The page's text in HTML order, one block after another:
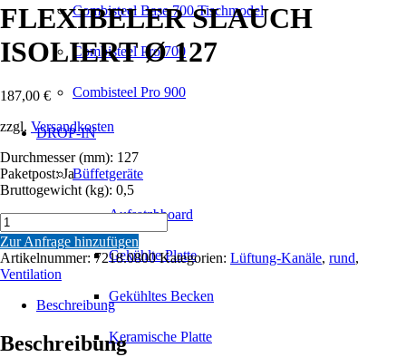
Combisteel Base 700 Tischmodel
Combisteel Pro 700
Combisteel Pro 900
DROP-IN
Büffetgeräte
Aufsatzbboard
Gekühlte Platte
Gekühltes Becken
Keramische Platte
FLEXIBELER SLAUCH
ISOLIERT Ø 127
187,00 €
zzgl. Versandkosten
Durchmesser (mm): 127
Paketpost: Ja
Bruttogewicht (kg): 0,5
FLEXIBELER
SLAUCH
ISOLIERT
Ø
127
Menge
Zur Anfrage hinzufügen
Artikelnummer: 7218.0800 Kategorien: Lüftung-Kanäle, rund,
Ventilation
Beschreibung
Beschreibung